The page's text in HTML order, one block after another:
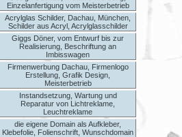
Einzelanfertigung vom Meisterbetrieb
Acrylglas Schilder, Dachau, München,
Schilder aus Acryl, Acrylglasschilder
Giggs Döner, vom Entwurf bis zur
Realisierung, Beschriftung an
Imbisswagen
Firmenwerbung Dachau, Firmenlogo
Erstellung, Grafik Design,
Meisterbetrieb
Instandsetzung, Wartung und
Reparatur von Lichtreklame,
Leuchtreklame
die eigene Domain als Aufkleber,
Klebefolie, Folienschrift, Wunschdomain